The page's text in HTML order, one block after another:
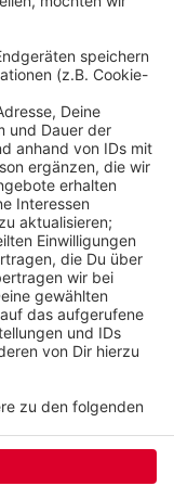
Stadion aus-
Parkplatz